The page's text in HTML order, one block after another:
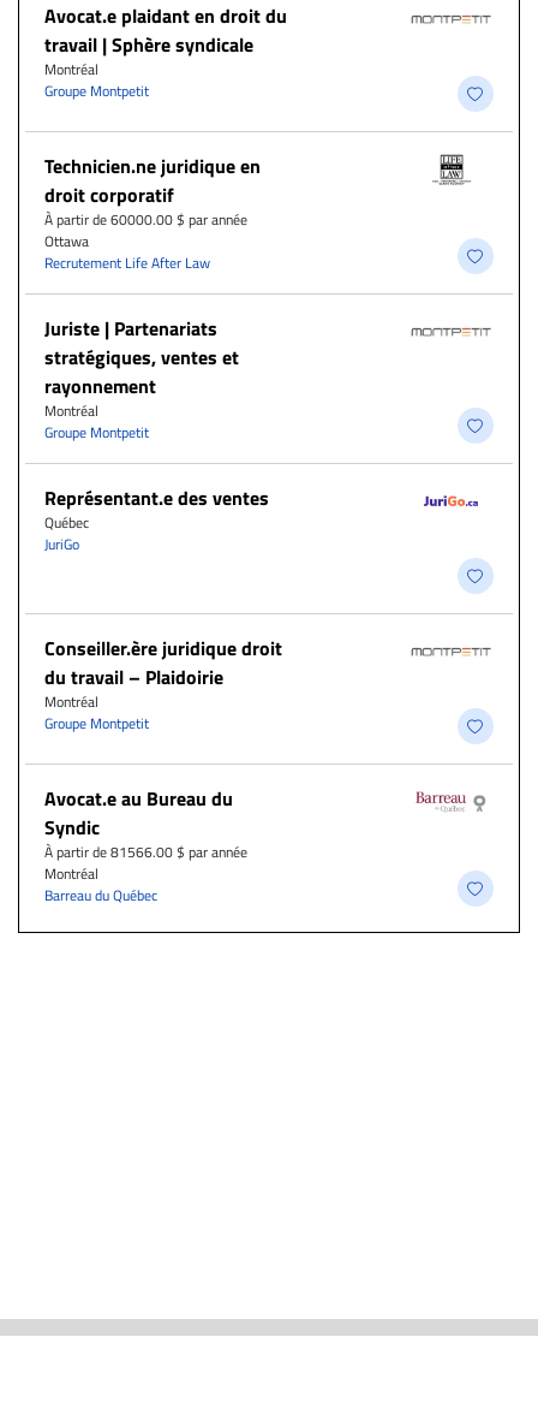
Avocat.e plaidant en droit du
travail | Sphère syndicale
Montréal
Groupe Montpetit
Technicien.ne juridique en
droit corporatif
À partir de 60000.00 $ par année
Ottawa
Recrutement Life After Law
Juriste | Partenariats
stratégiques, ventes et
rayonnement
Montréal
Groupe Montpetit
Représentant.e des ventes
Québec
JuriGo
Conseiller.ère juridique droit
du travail – Plaidoirie
Montréal
Groupe Montpetit
Avocat.e au Bureau du
Syndic
À partir de 81566.00 $ par année
Montréal
Barreau du Québec